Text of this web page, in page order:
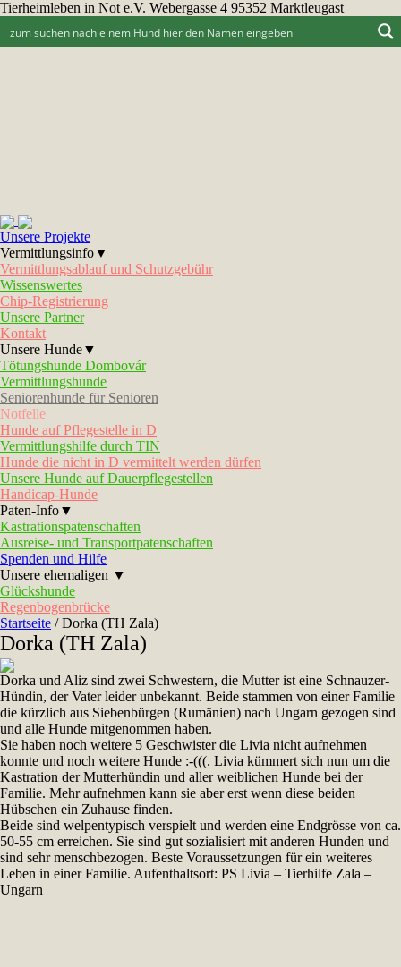
Tierheimleben in Not e.V. Webergasse 4 95352 Marktleugast
Unsere Projekte
Vermittlungsinfo▼
Vermittlungsablauf und Schutzgebühr
Wissenswertes
Chip-Registrierung
Unsere Partner
Kontakt
Unsere Hunde▼
Tötungshunde Dombovár
Vermittlungshunde
Seniorenhunde für Senioren
Notfelle
Hunde auf Pflegestelle in D
Vermittlungshilfe durch TIN
Hunde die nicht in D vermittelt werden dürfen
Unsere Hunde auf Dauerpflegestellen
Handicap-Hunde
Paten-Info▼
Kastrationspatenschaften
Ausreise- und Transportpatenschaften
Spenden und Hilfe
Unsere ehemaligen ▼
Glückshunde
Regenbogenbrücke
Startseite /Dorka (TH Zala)
Dorka (TH Zala)
Dorka und Aliz sind zwei Schwestern, die Mutter ist eine Schnauzer-
Hündin, der Vater leider unbekannt. Beide stammen von einer Familie
die kürzlich aus Siebenbürgen (Rumänien) nach Ungarn gezogen sind
und alle Hunde mitgenommen haben.
Sie haben noch weitere 5 Geschwister die Livia nicht aufnehmen
konnte und noch weitere Hunde :-(((. Livia kümmert sich nun um die
Kastration der Mutterhündin und aller weiblichen Hunde bei der
Familie. Mehr aufnehmen kann sie aber erst wenn diese beiden
Hübschen ein Zuhause finden.
Beide sind welpentypisch verspielt und werden eine Endgrösse von ca.
50-55 cm erreichen. Sie sind gut sozialisiert mit anderen Hunden und
sind sehr menschbezogen. Beste Voraussetzungen für ein weiteres
Leben in einer Familie. Aufenthaltsort: PS Livia – Tierhilfe Zala –
Ungarn